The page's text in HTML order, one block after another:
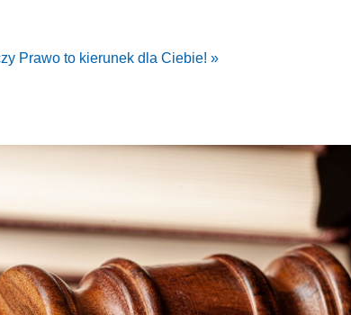
Prawo to kierunek dla Ciebie! »